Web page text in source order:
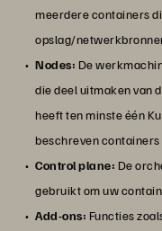
meerdere containers
opslag/
Nodes: De
die deel uitmaken van
heeft ten minste één
beschreven containers
Control plane: De
gebruikt om uw
Add-ons: Functies